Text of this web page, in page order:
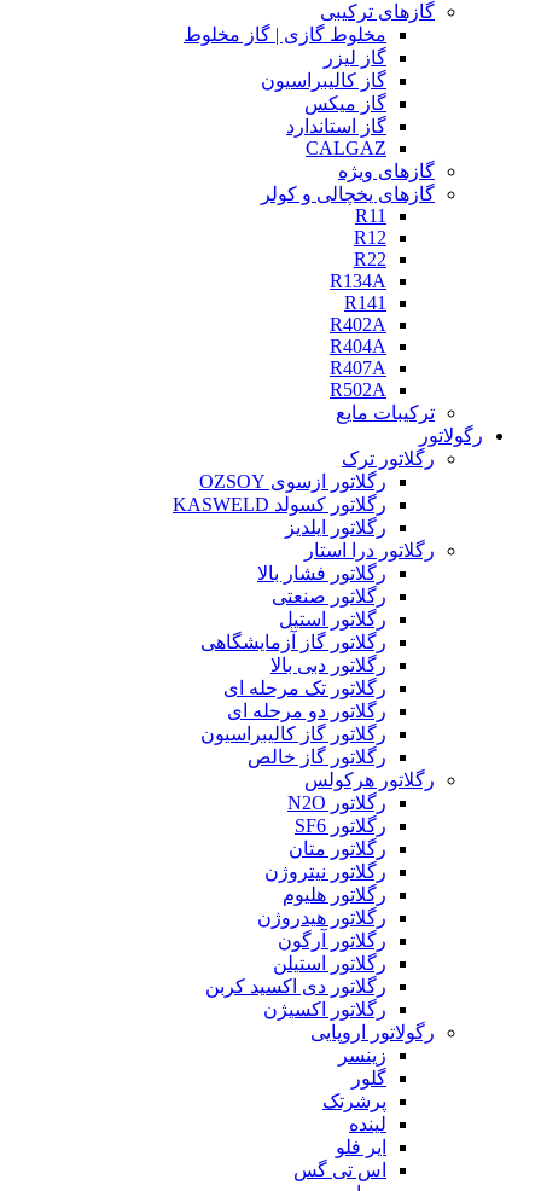
گازهای ترکیبی
مخلوط گازی | گاز مخلوط
گاز لیزر
گاز کالیبراسیون
گاز میکس
گاز استاندارد
CALGAZ
گازهای ویژه
گازهای یخچالی و کولر
R11
R12
R22
R134A
R141
R402A
R404A
R407A
R502A
ترکیبات مایع
رگولاتور
رگلاتور ترک
رگلاتور ازسوی OZSOY
رگلاتور کسولد KASWELD
رگلاتور ایلدیز
رگلاتور درا استار
رگلاتور فشار بالا
رگلاتور صنعتی
رگلاتور استیل
رگلاتور گاز آزمایشگاهی
رگلاتور دبی بالا
رگلاتور تک مرحله ای
رگلاتور دو مرحله ای
رگلاتور گاز کالیبراسیون
رگلاتور گاز خالص
رگلاتور هرکولس
رگلاتور N2O
رگلاتور SF6
رگلاتور متان
رگلاتور نیتروژن
رگلاتور هلیوم
رگلاتور هیدروژن
رگلاتور آرگون
رگلاتور استیلن
رگلاتور دی اکسید کربن
رگلاتور اکسیژن
رگولاتور اروپایی
زینسر
گلور
پرشرتک
لینده
ایر فلو
اس تی گس